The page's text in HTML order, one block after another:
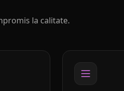
la calitate.